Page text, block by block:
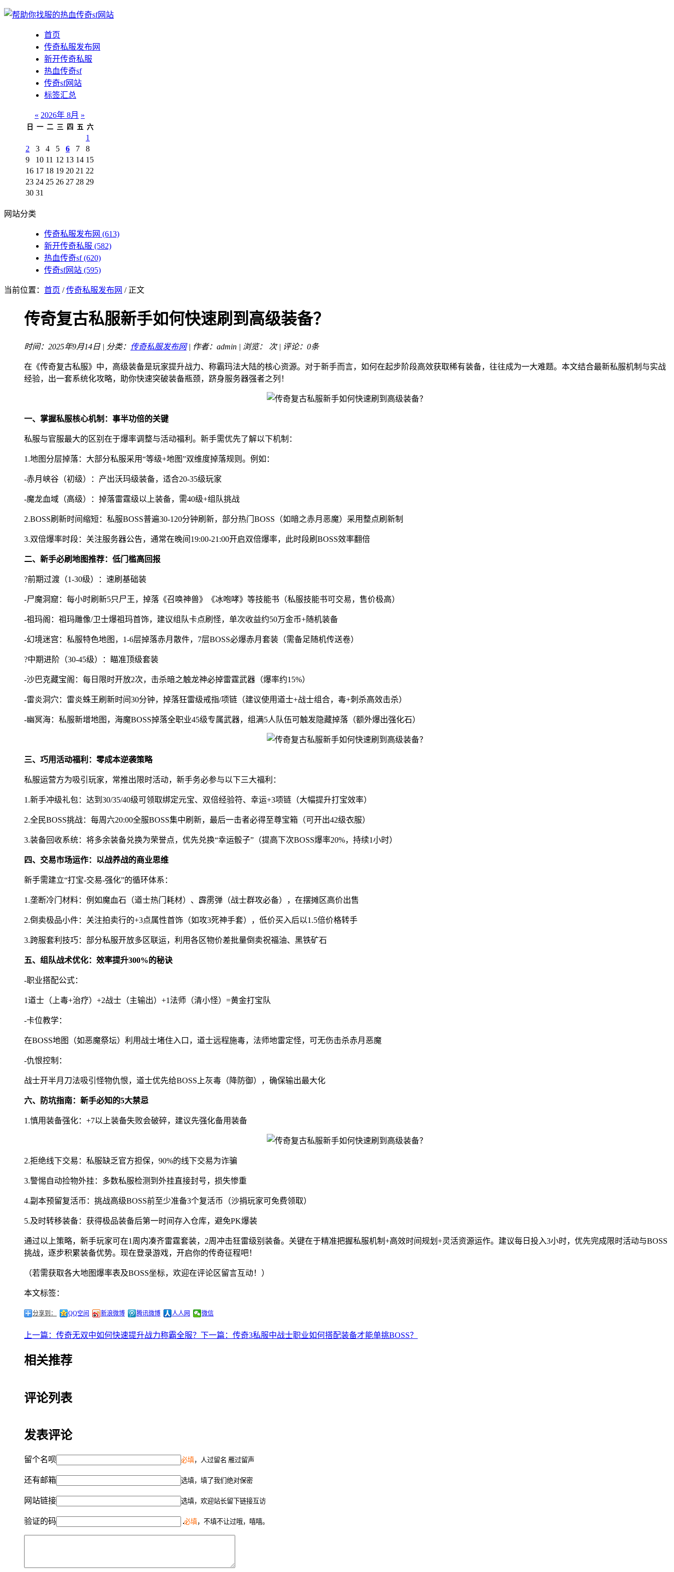
首页
传奇私服发布网
新开传奇私服
热血传奇sf
传奇sf网站
标签汇总
« 2026年 8月 »
日 一 二 三 四 五 六
1
2
3 4 5 6 7
8
9
10 11 12 13 14 15
16 17 18 19 20 21 22
23 24 25 26 27 28 29
30 31
网站分类
传奇私服发布网 (613)
新开传奇私服 (582)
热血传奇sf(620)
传奇sf网站 (595)
当前位置： 首页 /传奇私服发布网 / 正文
传奇复古私服新手如何快速刷到高级装备？
时间：2025年9月14日 | 分类： 传奇私服发布网| 作者：admin | 浏览： 次 | 评论：0条
在《传奇复古私服》中，高级装备是玩家提升战力、称霸玛法大陆的核心资源。对于新手而言，如何在起步阶段高效获取稀有装备，往往成为一大难题。本文结合最新私服机制与实战
经验，出一套系统化攻略，助你快速突破装备瓶颈，跻身服务器强者之列！
一、掌握私服核心机制：事半功倍的关键
私服与官服最大的区别在于爆率调整与活动福利。新手需优先了解以下机制：
1.地图分层掉落：大部分私服采用“等级+地图”双维度掉落规则。例如：
-赤月峡谷（初级）：产出沃玛级装备，适合20-35级玩家
-魔龙血域（高级）：掉落雷霆级以上装备，需40级+组队挑战
2.BOSS刷新时间缩短：私服BOSS普遍30-120分钟刷新，部分热门BOSS（如暗之赤月恶魔）采用整点刷新制
3.双倍爆率时段：关注服务器公告，通常在晚间19:00-21:00开启双倍爆率，此时段刷BOSS效率翻倍
二、新手必刷地图推荐：低门槛高回报
?前期过渡（1-30级）：速刷基础装
-尸魔洞窟：每小时刷新5只尸王，掉落《召唤神兽》《冰咆哮》等技能书（私服技能书可交易，售价极高）
-祖玛阁：祖玛雕像/卫士爆祖玛首饰，建议组队卡点刷怪，单次收益约50万金币+随机装备
-幻境迷宫：私服特色地图，1-6层掉落赤月散件，7层BOSS必爆赤月套装（需备足随机传送卷）
?中期进阶（30-45级）：瞄准顶级套装
-沙巴克藏宝阁：每日限时开放2次，击杀暗之触龙神必掉雷霆武器（爆率约15%）
-雷炎洞穴：雷炎蛛王刷新时间30分钟，掉落狂雷级戒指/项链（建议使用道士+战士组合，毒+刺杀高效击杀）
-幽冥海：私服新增地图，海魔BOSS掉落全职业45级专属武器，组满5人队伍可触发隐藏掉落（额外爆出强化石）
三、巧用活动福利：零成本逆袭策略
私服运营方为吸引玩家，常推出限时活动，新手务必参与以下三大福利：
1.新手冲级礼包：达到30/35/40级可领取绑定元宝、双倍经验符、幸运+3项链（大幅提升打宝效率）
2.全民BOSS挑战：每周六20:00全服BOSS集中刷新，最后一击者必得至尊宝箱（可开出42级衣服）
3.装备回收系统：将多余装备兑换为荣誉点，优先兑换“幸运骰子”（提高下次BOSS爆率20%，持续1小时）
四、交易市场运作：以战养战的商业思维
新手需建立“打宝-交易-强化”的循环体系：
1.垄断冷门材料：例如魔血石（道士热门耗材）、霹雳弹（战士群攻必备），在摆摊区高价出售
2.倒卖极品小件：关注拍卖行的+3点属性首饰（如攻3死神手套），低价买入后以1.5倍价格转手
3.跨服套利技巧：部分私服开放多区联运，利用各区物价差批量倒卖祝福油、黑铁矿石
五、组队战术优化：效率提升300%的秘诀
-职业搭配公式：
1道士（上毒+治疗）+2战士（主输出）+1法师（清小怪）=黄金打宝队
-卡位教学：
在BOSS地图（如恶魔祭坛）利用战士堵住入口，道士远程施毒，法师地雷定怪，可无伤击杀赤月恶魔
-仇恨控制：
战士开半月刀法吸引怪物仇恨，道士优先给BOSS上灰毒（降防御），确保输出最大化
六、防坑指南：新手必知的5大禁忌
1.慎用装备强化：+7以上装备失败会破碎，建议先强化备用装备
2.拒绝线下交易：私服缺乏官方担保，90%的线下交易为诈骗
3.警惕自动捡物外挂：多数私服检测到外挂直接封号，损失惨重
4.副本预留复活币：挑战高级BOSS前至少准备3个复活币（沙捐玩家可免费领取）
5.及时转移装备：获得极品装备后第一时间存入仓库，避免PK爆装
通过以上策略，新手玩家可在1周内凑齐雷霆套装，2周冲击狂雷级别装备。关键在于精准把握私服机制+高效时间规划+灵活资源运作。建议每日投入3小时，优先完成限时活动与BOSS
挑战，逐步积累装备优势。现在登录游戏，开启你的传奇征程吧！
（若需获取各大地图爆率表及BOSS坐标，欢迎在评论区留言互动！）
本文标签：
分享到： QQ空间 新浪微博 腾讯微博 人人网 微信
上一篇：传奇无双中如何快速提升战力称霸全服？ 下一篇：传奇3私服中战士职业如何搭配装备才能单挑BOSS？
相关推荐
评论列表
发表评论
留个名呗 必填，人过留名 雁过留声
还有邮箱 选填，填了我们绝对保密
网站链接 选填，欢迎站长留下链接互访
验证的码 必填，不填不让过哦，嘻嘻。